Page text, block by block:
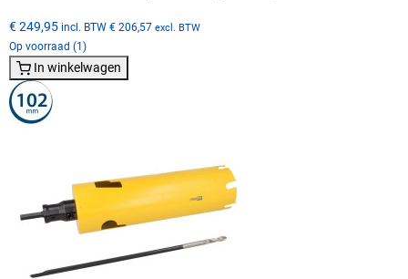
€ 249,95 incl. BTW € 206,57 excl. BTW
Op voorraad (1)
In winkelwagen